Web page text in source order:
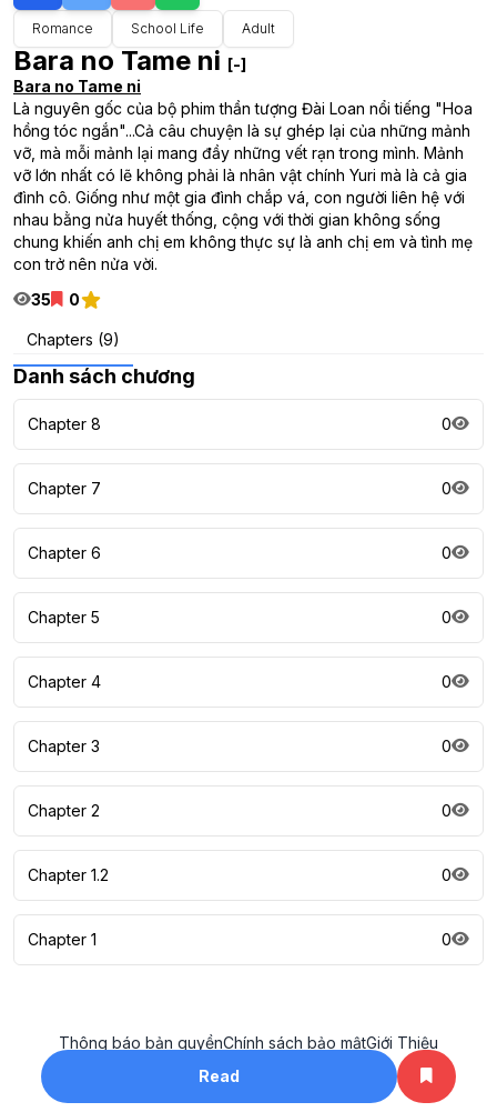
Read
Romance School Life Adult
Bara no Tame ni [-]
Bara no Tame ni
Là nguyên gốc của bộ phim thần tượng Đài Loan nổi tiếng "Hoa
hồng tóc ngắn"...Cả câu chuyện là sự ghép lại của những mảnh
vỡ, mà mỗi mảnh lại mang đầy những vết rạn trong mình. Mảnh
vỡ lớn nhất có lẽ không phải là nhân vật chính Yuri mà là cả gia
đình cô. Giống như một gia đình chắp vá, con người liên hệ với
nhau bằng nửa huyết thống, cộng với thời gian không sống
chung khiến anh chị em không thực sự là anh chị em và tình mẹ
con trở nên nửa vời.
35
0
Chapters (9)
Danh sách chương
Chapter 8 0
Chapter 7 0
Chapter 6 0
Chapter 5 0
Chapter 4 0
Chapter 3 0
Chapter 2 0
Chapter 1.2 0
Chapter 1 0
Thông báo bản quyềnChính sách bảo mậtGiới Thiệu
All rights reserved. ©2023